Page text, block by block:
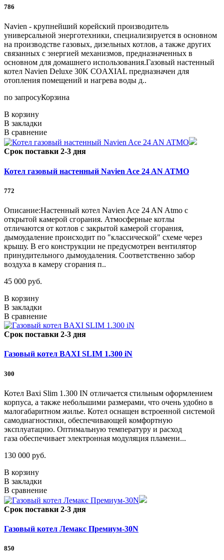
786
Navien - крупнейший корейский производитель
универсальной энерготехники, специализируется в основном
на производстве газовых, дизельных котлов, а также других
связанных с энергией механизмов, предназначенных в
основном для домашнего использования.Газовый настенный
котел Navien Deluxe 30K COAXIAL предназначен для
отопления помещений и нагрева воды д..
по запросуКорзина
В корзину
В закладки
В сравнение
Срок поставки 2-3 дня
Котел газовый настенный Navien Ace 24 AN ATMO
772
Описание:Настенный котел Navien Ace 24 AN Atmo с
открытой камерой сгорания. Атмосферные котлы
отличаются от котлов с закрытой камерой сгорания,
дымоудаление происходит по "классической" схеме через
крышу. В его конструкции не предусмотрен вентилятор
принудительного дымоудаления. Соответственно забор
воздуха в камеру сгорания п..
45 000 руб.
В корзину
В закладки
В сравнение
Срок поставки 2-3 дня
Газовый котел BAXI SLIM 1.300 iN
300
Котел Baxi Slim 1.300 IN отличается стильным оформлением
корпуса, а также небольшими размерами, что очень удобно в
малогабаритном жилье. Котел оснащен встроенной системой
самодиагностики, обеспечивающей комфортную
эксплуатацию. Оптимальную температуру и расход
газа обеспечивает электронная модуляция пламени...
130 000 руб.
В корзину
В закладки
В сравнение
Срок поставки 2-3 дня
Газовый котел Лемакс Премиум-30N
850